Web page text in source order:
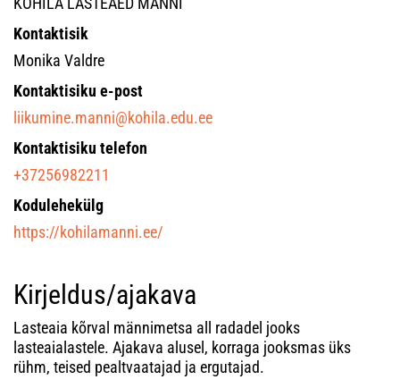
Kontaktisik
Monika Valdre
Kontaktisiku e-post
liikumine.manni@kohila.edu.ee
Kontaktisiku telefon
+37256982211
Kodulehekülg
https://kohilamanni.ee/
Kirjeldus/ajakava
Lasteaia kõrval männimetsa all radadel jooks
lasteaialastele. Ajakava alusel, korraga jooksmas üks
rühm, teised pealtvaatajad ja ergutajad.